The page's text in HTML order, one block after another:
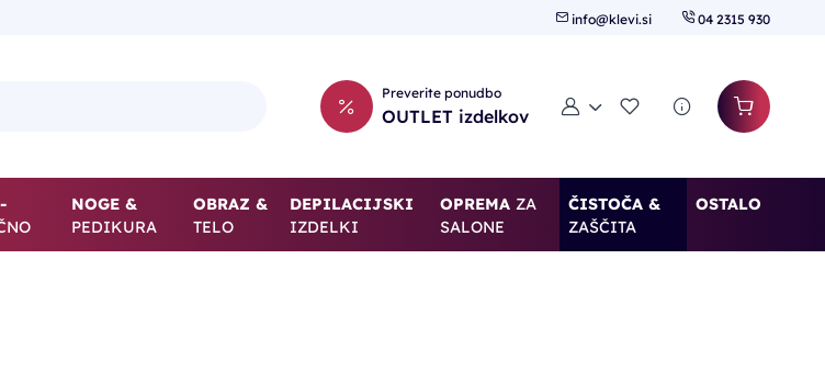
info@klevi.si 04 2315 930
Preverite ponudbo
OUTLET izdelkov Moj računSeznam želja
NOGE &
PEDIKURA
OBRAZ &
TELO
DEPILACIJSKI
IZDELKI
OPREMAZA
SALONE
ČISTOČA &
ZAŠČITA
OSTALO